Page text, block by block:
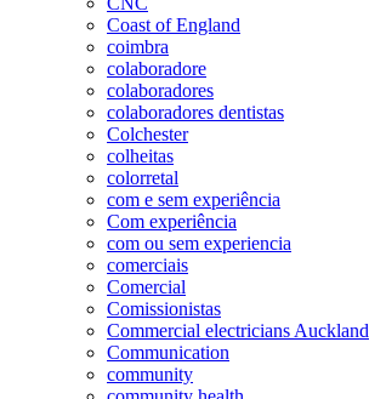
Coast of England
coimbra
colaboradore
colaboradores
colaboradores dentistas
Colchester
colheitas
colorretal
com e sem experiência
Com experiência
com ou sem experiencia
comerciais
Comercial
Comissionistas
Commercial electricians Auckland
Communication
community